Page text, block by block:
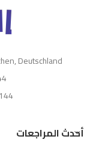
Deutschland
أحدث المراجعات